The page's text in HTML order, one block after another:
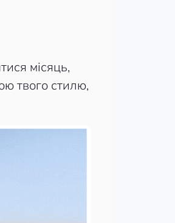
місяць,
твого стилю,